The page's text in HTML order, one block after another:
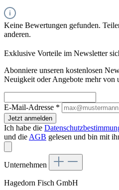
Keine Bewertungen gefunden.
anderen.
Exklusive Vorteile im Newsletter
Abonniere unseren kostenlosen
Neuigkeit oder Angebote mehr von
E-Mail-Adresse *
Jetzt anmelden
Ich habe die
und die AGB gelesen und bin mit
Unternehmen
Hagedorn Fisch GmbH